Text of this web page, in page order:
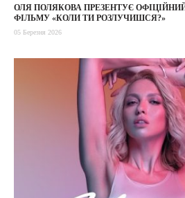
ОЛЯ ПОЛЯКОВА ПРЕЗЕНТУЄ
ФІЛЬМУ «КОЛИ ТИ РОЗЛУЧИШСЯ?»
05 Березня 2026